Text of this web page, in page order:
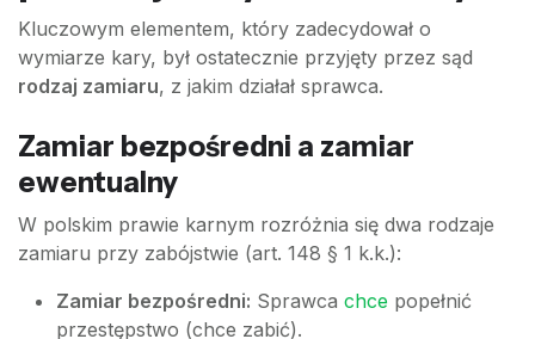
Kluczowym elementem, który zadecydował o
wymiarze kary, był ostatecznie przyjęty przez sąd
rodzaj zamiaru, z jakim działał sprawca.
Zamiar bezpośredni a zamiar
ewentualny
W polskim prawie karnym rozróżnia się dwa rodzaje
zamiaru przy zabójstwie (art. 148 § 1 k.k.):
Zamiar bezpośredni: Sprawca chce popełnić
przestępstwo (chce zabić).